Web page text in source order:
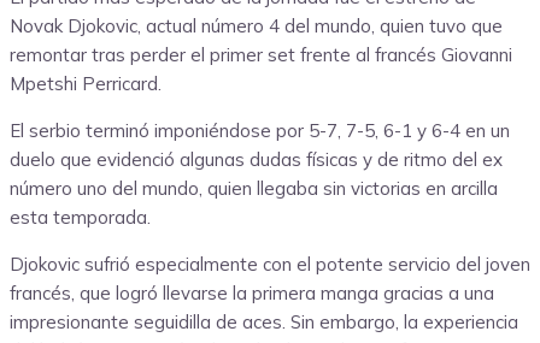
Novak Djokovic, actual número 4 del mundo, quien tuvo que
remontar tras perder el primer set frente al francés Giovanni
Mpetshi Perricard.
El serbio terminó imponiéndose por 5-7, 7-5, 6-1 y 6-4 en un
duelo que evidenció algunas dudas físicas y de ritmo del ex
número uno del mundo, quien llegaba sin victorias en arcilla
esta temporada.
Djokovic sufrió especialmente con el potente servicio del joven
francés, que logró llevarse la primera manga gracias a una
impresionante seguidilla de aces. Sin embargo, la experiencia